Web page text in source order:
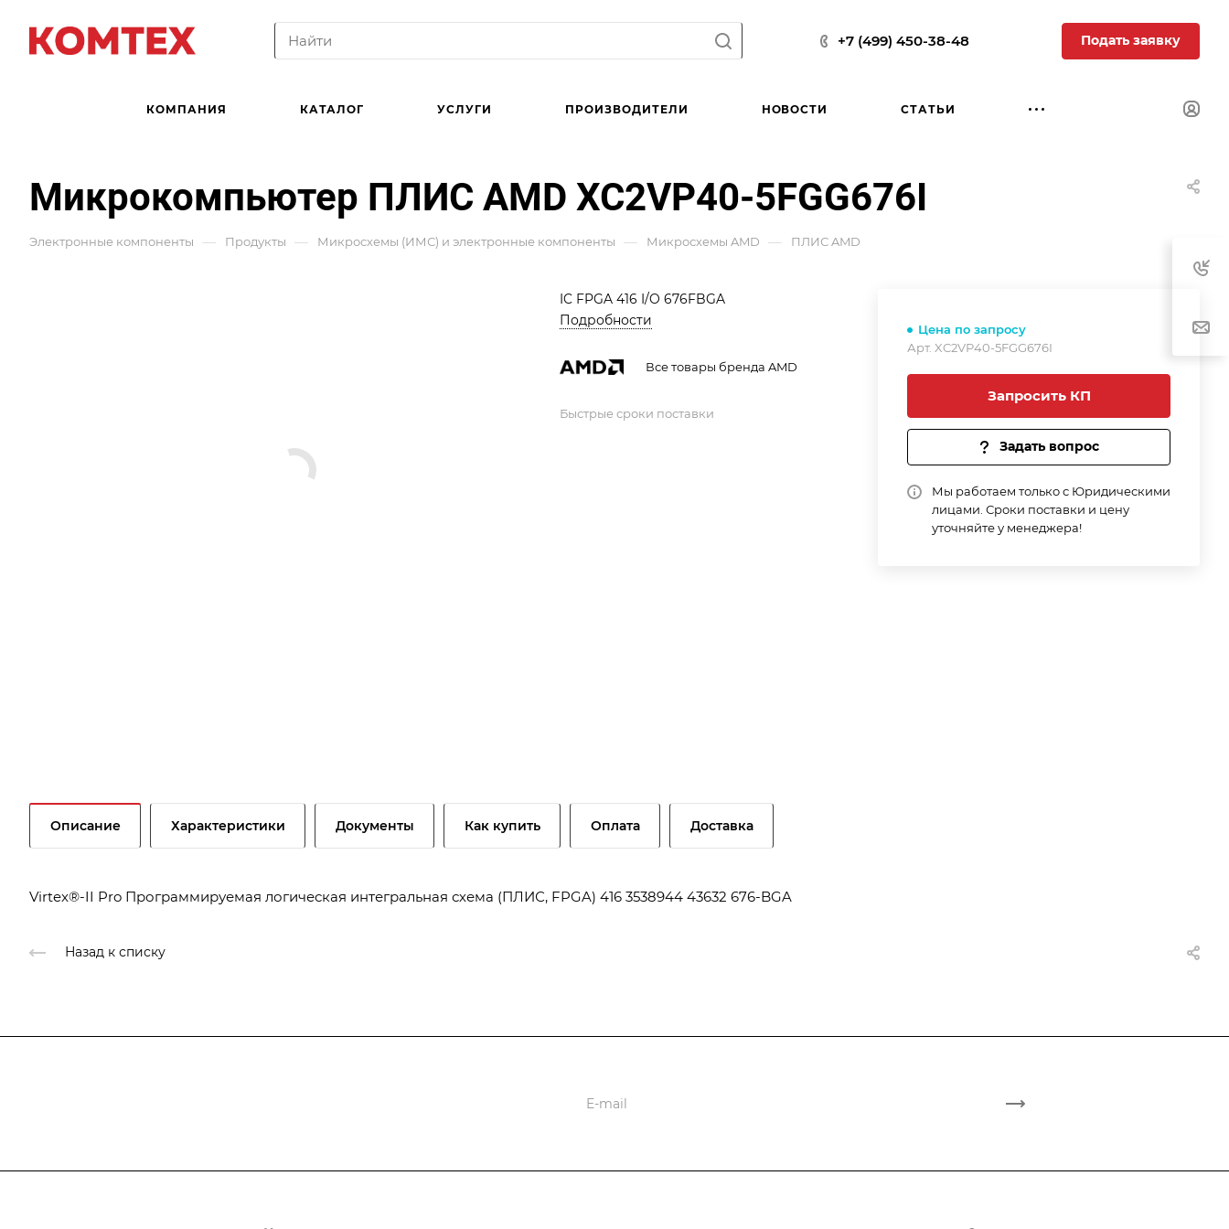
+7 (499) 450-38-48 Подать заявку
КОМПАНИЯ КАТАЛОГ УСЛУГИ ПРОИЗВОДИТЕЛИ НОВОСТИ СТАТЬИ
Микрокомпьютер ПЛИС AMD XC2VP40-5FGG676I
Электронные компоненты — Продукты — Микросхемы (ИМС) и электронные компоненты — Микросхемы AMD — ПЛИС AMD
Цена по запросу
Арт. XC2VP40-5FGG676I
Запросить КП
Задать вопрос
Мы работаем только с Юридическими
лицами. Сроки поставки и цену
уточняйте у менеджера!
IC FPGA 416 I/O 676FBGA
Подробности
Все товары бренда AMD
Быстрые сроки поставки
Описание Характеристики Документы Как купить Оплата Доставка
Virtex®-II Pro Программируемая логическая интегральная схема (ПЛИС, FPGA) 416 3538944 43632 676-BGA
Назад к списку